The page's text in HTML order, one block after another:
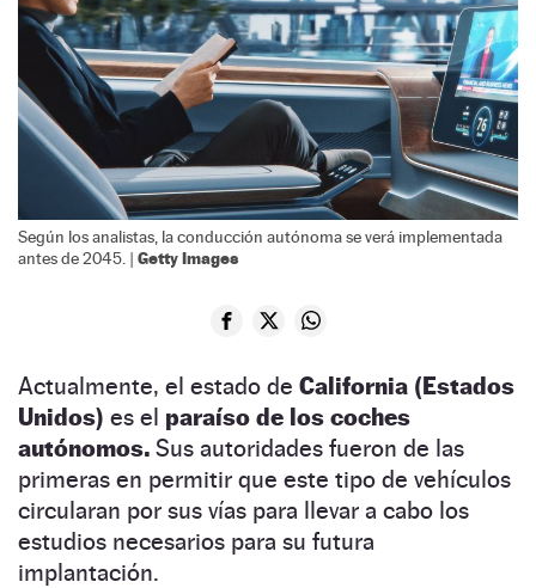
Según los analistas, la conducción autónoma se verá implementada
antes de 2045. | Getty Images
Actualmente, el estado de California (Estados
Unidos) es el paraíso de los coches
autónomos. Sus autoridades fueron de las
primeras en permitir que este tipo de vehículos
circularan por sus vías para llevar a cabo los
estudios necesarios para su futura
implantación.